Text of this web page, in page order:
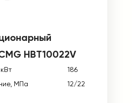
HBT10022V
186
МПа
12/22